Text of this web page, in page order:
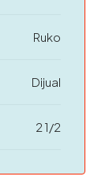
Ruko
Dijual
2 1/2